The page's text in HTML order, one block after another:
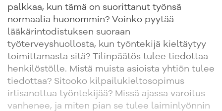
palkkaa, kun tämä on suorittanut työnsä
normaalia huonommin? Voinko pyytää
lääkärintodistuksen suoraan
työterveyshuollosta, kun työntekijä kieltäytyy
toimittamasta sitä? Tilinpäätös tulee tiedottaa
henkilöstölle. Mistä muista asioista yhtiön tulee
tiedottaa? Sitooko kilpailukieltosopimus
irtisanottua työntekijää? Missä ajassa varoitus
vanhenee, ja miten pian se tulee laiminlyönnin